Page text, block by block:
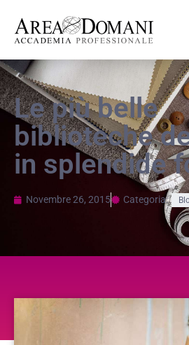
Le più belle
biblioteche
in splendide
Novembre 26, 2015 Categoria: